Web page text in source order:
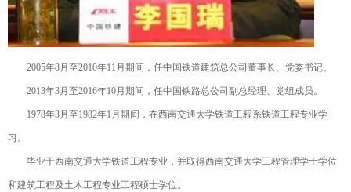
2005年8月至2010年11月期间，任中国铁道建筑总公司董事长、党委书记。
2013年3月至2016年10月期间，任中国铁路总公司副总经理、党组成员。
1978年3月至1982年1月期间，在西南交通大学铁道工程系铁道工程专业学
习。
毕业于西南交通大学铁道工程专业，并取得西南交通大学工程管理学士学位
和建筑工程及土木工程专业工程硕士学位。